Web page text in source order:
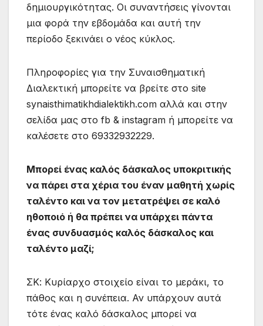
δημιουργικότητας. Οι συναντήσεις γίνονται
μια φορά την εβδομάδα και αυτή την
περίοδο ξεκινάει ο νέος κύκλος.
Πληροφορίες για την Συναισθηματική
Διαλεκτική μπορείτε να βρείτε στο site
synaisthimatikhdialektikh.com αλλά και στην
σελίδα μας στο fb & instagram ή μπορείτε να
καλέσετε στο 69332932229.
Μπορεί ένας καλός δάσκαλος υποκριτικής
να πάρει στα χέρια του έναν μαθητή χωρίς
ταλέντο και να τον μετατρέψει σε καλό
ηθοποιό ή θα πρέπει να υπάρχει πάντα
ένας συνδυασμός καλός δάσκαλος και
ταλέντο μαζί;
ΣΚ: Κυρίαρχο στοιχείο είναι το μεράκι, το
πάθος και η συνέπεια. Αν υπάρχουν αυτά
τότε ένας καλό δάσκαλος μπορεί να